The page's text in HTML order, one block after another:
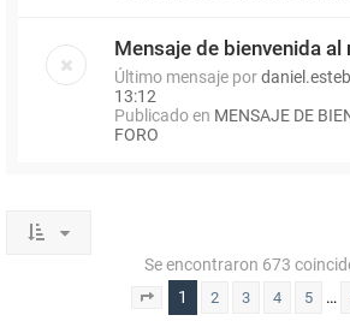
Mensaje de bienvenida al
Último mensaje por
13:12
Publicado en MENSAJE DE
FORO
Se encontraron 673
Página 1de 14
1 2 3 4 5 …